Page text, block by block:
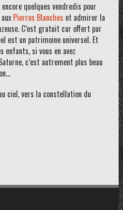
encore quelques vendredis pour
Pierres Blanches et admirer la
C’est gratuit car offert par
est un patrimoine universel. Et
enfants, si vous en avez
c’est autrement plus beau
ciel, vers la constellation du